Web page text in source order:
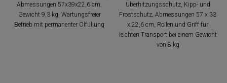
Abmessungen 57x39x22,6 cm,
Gewicht 9,3 kg, Wartungsfreier
Betrieb mit permanenter Ölfüllung
Überhitzungsschutz, Kipp- und
Frostschutz, Abmessungen 57 x 33
x 22,6 cm, Rollen und Griff für
leichten Transport bei einem Gewicht
von 8 kg